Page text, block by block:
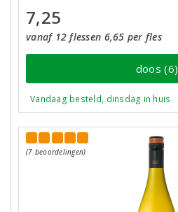
7,25
vanaf 12 flessen 6,65 per fles
doos (6)
Vandaag besteld, dinsdag in huis
(7 beoordelingen)